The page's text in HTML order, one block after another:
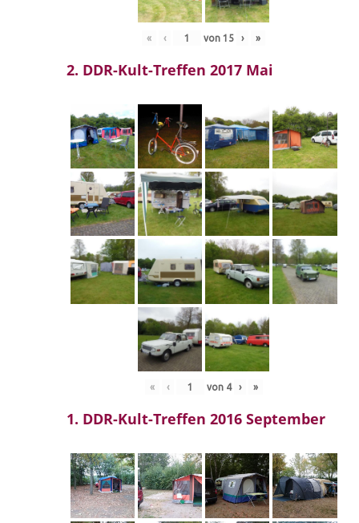
« ‹ von 15 › »
2. DDR-Kult-Treffen 2017 Mai
« ‹ von 4 › »
1. DDR-Kult-Treffen 2016 September